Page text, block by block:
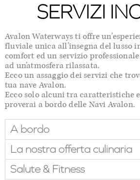
SERVIZI
Avalon Waterways ti offre
fluviale unica all’insegna del lusso
comfort ed un servizio
ad un’atmosfera rilassata.
Ecco un assaggio dei servizi che
tua nave Avalon.
Ecco solo alcuni tra caratteristiche
proverai a bordo delle Navi Avalon.
A bordo
La nostra offerta culinaria
Salute & Fitness